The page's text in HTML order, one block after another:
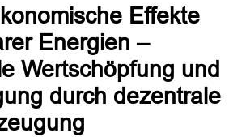
Effekte
Energien –
Wertschöpfung und
durch dezentrale